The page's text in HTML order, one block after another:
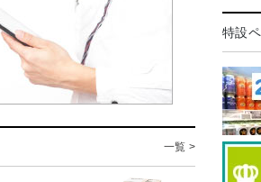
一覧 >
特設